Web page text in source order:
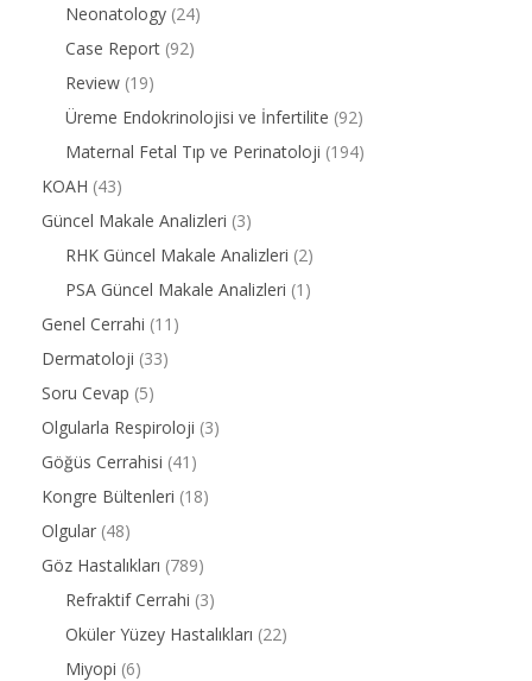
Neonatology (24)
Case Report (92)
Review (19)
Üreme Endokrinolojisi ve İnfertilite (92)
Maternal Fetal Tıp ve Perinatoloji (194)
KOAH (43)
Güncel Makale Analizleri (3)
RHK Güncel Makale Analizleri (2)
PSA Güncel Makale Analizleri (1)
Genel Cerrahi (11)
Dermatoloji (33)
Soru Cevap (5)
Olgularla Respiroloji (3)
Göğüs Cerrahisi (41)
Kongre Bültenleri (18)
Olgular (48)
Göz Hastalıkları (789)
Refraktif Cerrahi (3)
Oküler Yüzey Hastalıkları (22)
Miyopi (6)